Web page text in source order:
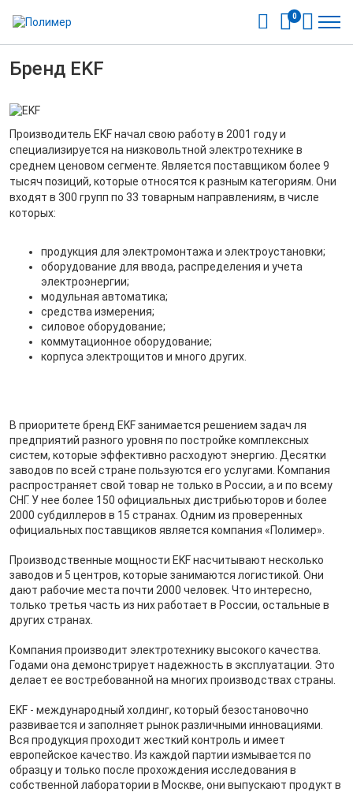
0
Бренд EKF
Производитель EKF начал свою работу в 2001 году и
специализируется на низковольтной электротехнике в
среднем ценовом сегменте. Является поставщиком более 9
тысяч позиций, которые относятся к разным категориям. Они
входят в 300 групп по 33 товарным направлениям, в числе
которых:
продукция для электромонтажа и электроустановки;
оборудование для ввода, распределения и учета
электроэнергии;
модульная автоматика;
средства измерения;
силовое оборудование;
коммутационное оборудование;
корпуса электрощитов и много других.
В приоритете бренд EKF занимается решением задач ля
предприятий разного уровня по постройке комплексных
систем, которые эффективно расходуют энергию. Десятки
заводов по всей стране пользуются его услугами. Компания
распространяет свой товар не только в России, а и по всему
СНГ. У нее более 150 официальных дистрибьюторов и более
2000 субдиллеров в 15 странах. Одним из проверенных
официальных поставщиков является компания «Полимер».
Производственные мощности EKF насчитывают несколько
заводов и 5 центров, которые занимаются логистикой. Они
дают рабочие места почти 2000 человек. Что интересно,
только третья часть из них работает в России, остальные в
других странах.
Компания производит электротехнику высокого качества.
Годами она демонстрирует надежность в эксплуатации. Это
делает ее востребованной на многих производствах страны.
EKF - международный холдинг, который безостановочно
развивается и заполняет рынок различными инновациями.
Вся продукция проходит жесткий контроль и имеет
европейское качество. Из каждой партии измывается по
образцу и только после прохождения исследования в
собственной лаборатории в Москве, они выпускают продукт в